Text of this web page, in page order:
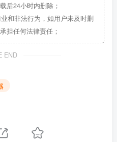
后24小时内删除；
和非法行为，如用户未及时删
担任何法律责任；
END